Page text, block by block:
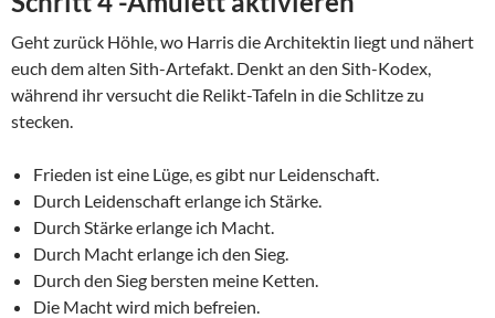
Geht zurück Höhle, wo Harris die Architektin liegt und nähert
euch dem alten Sith-Artefakt. Denkt an den Sith-Kodex,
während ihr versucht die Relikt-Tafeln in die Schlitze zu
stecken.
Frieden ist eine Lüge, es gibt nur Leidenschaft.
Durch Leidenschaft erlange ich Stärke.
Durch Stärke erlange ich Macht.
Durch Macht erlange ich den Sieg.
Durch den Sieg bersten meine Ketten.
Die Macht wird mich befreien.